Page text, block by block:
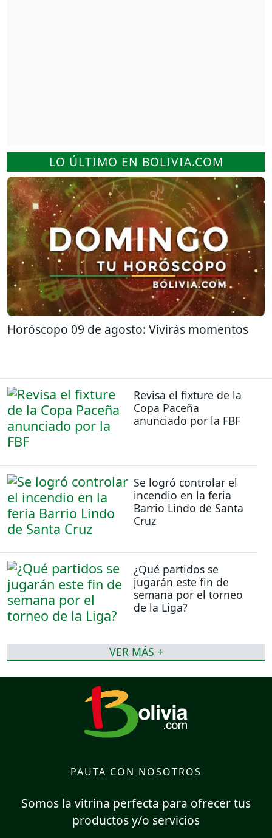
LO ÚLTIMO EN BOLIVIA.COM
Horóscopo 09 de agosto: Vivirás momentos
Revisa el fixture de la
Copa Paceña
anunciado por la FBF
Se logró controlar el
incendio en la feria
Barrio Lindo de Santa
Cruz
¿Qué partidos se
jugarán este fin de
semana por el torneo
de la Liga?
VER MÁS +
PAUTA CON NOSOTROS
Somos la vitrina perfecta para ofrecer tus
productos y/o servicios